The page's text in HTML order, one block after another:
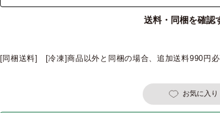
送料・同梱を確認
[同梱送料] [冷凍]商品以外と同梱の場合、追加送料990円
お気に入り